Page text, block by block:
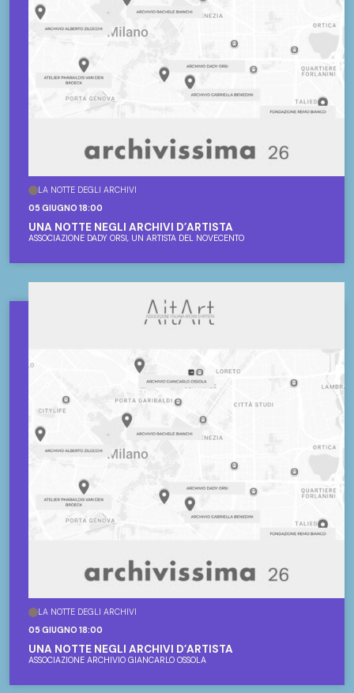
LA NOTTE DEGLI ARCHIVI
05 GIUGNO 18:00
UNA NOTTE NEGLI ARCHIVI D’ARTISTA
ASSOCIAZIONE DADY ORSI, UN ARTISTA DEL NOVECENTO
LA NOTTE DEGLI ARCHIVI
05 GIUGNO 18:00
UNA NOTTE NEGLI ARCHIVI D’ARTISTA
ASSOCIAZIONE ARCHIVIO GIANCARLO OSSOLA